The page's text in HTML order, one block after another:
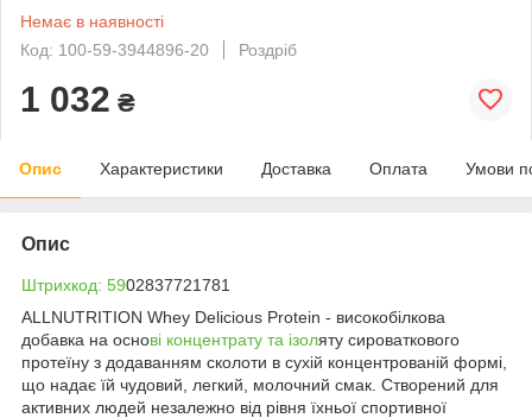
Немає в наявності
Код: 100-59-3944896-20
Роздріб
1 032 ₴
Опис Характеристики Доставка Оплата Умови
Опис
Штрихкод: 5902837721781
ALLNUTRITION Whey Delicious Protein - високобілкова
добавка на основі концентрату та ізоляту сироваткового
протеїну з додаванням сколоти в сухій концентрованій формі,
що надає їй чудовий, легкий, молочний смак. Створений для
активних людей незалежно від рівня їхньої спортивної